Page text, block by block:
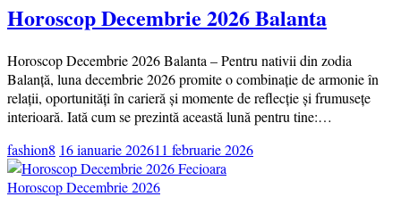
Horoscop Decembrie 2026 Balanta
Horoscop Decembrie 2026 Balanta – Pentru nativii din zodia
Balanță, luna decembrie 2026 promite o combinație de armonie în
relații, oportunități în carieră și momente de reflecție și frumusețe
interioară. Iată cum se prezintă această lună pentru tine:…
fashion8 16 ianuarie 202611 februarie 2026
Horoscop Decembrie 2026